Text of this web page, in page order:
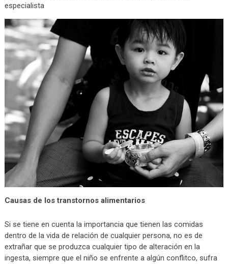
especialista
Causas de los transtornos alimentarios
Si se tiene en cuenta la importancia que tienen las comidas
dentro de la vida de relación de cualquier persona, no es de
extrañar que se produzca cualquier tipo de alteración en la
ingesta, siempre que el niño se enfrente a algún conflitco, sufra